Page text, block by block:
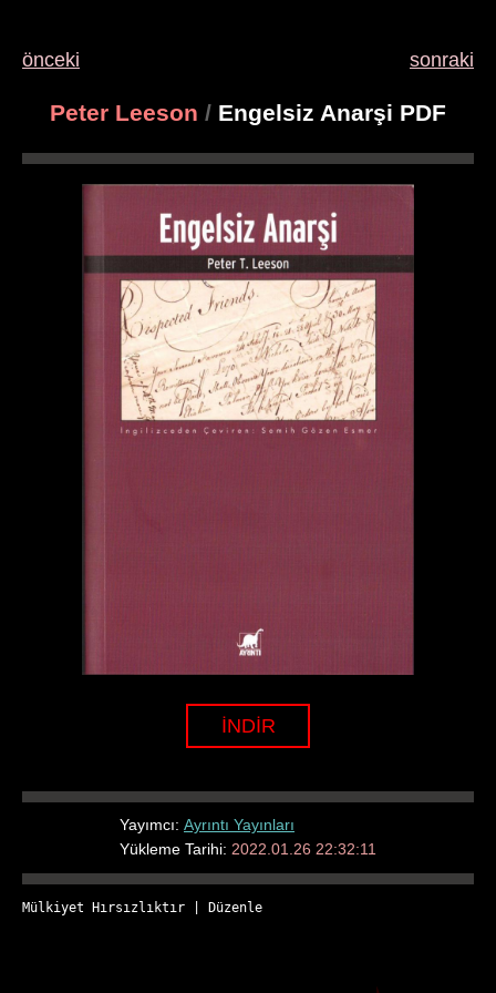
önceki sonraki
Peter Leeson / Engelsiz Anarşi PDF
İNDİR
Yayımcı: Ayrıntı Yayınları
Yükleme Tarihi: 2022.01.26 22:32:11
Mülkiyet Hırsızlıktır Düzenle